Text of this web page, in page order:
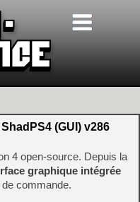
ShadPS4 (GUI) v286
4 open-source. Depuis la
graphique intégrée
commande.